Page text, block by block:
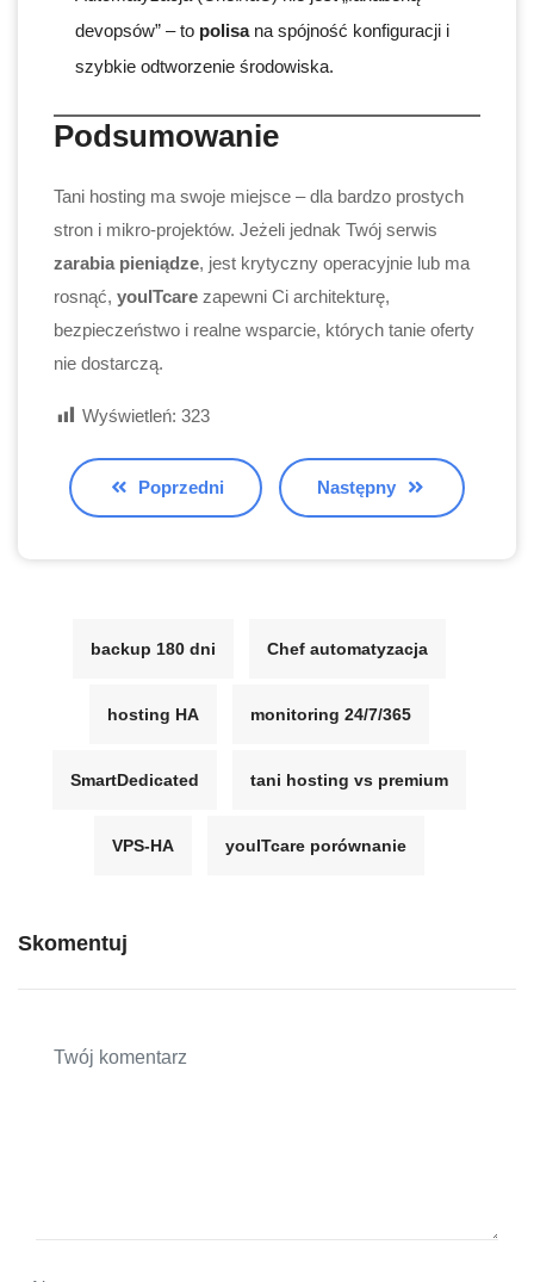
devopsów” – to polisana spójność konfiguracji i
szybkie odtworzenie środowiska.
Podsumowanie
Tani hosting ma swoje miejsce – dla bardzo prostych
stron i mikro-projektów. Jeżeli jednak Twój serwis
zarabia pieniądze, jest krytyczny operacyjnie lub ma
rosnąć, youITcare zapewni Ci architekturę,
bezpieczeństwo i realne wsparcie, których tanie oferty
nie dostarczą.
Wyświetleń: 323
Poprzedni Następny
backup 180 dni Chef automatyzacja
hosting HA monitoring 24/7/365
SmartDedicated tani hosting vs premium
VPS-HA youITcare porównanie
Skomentuj